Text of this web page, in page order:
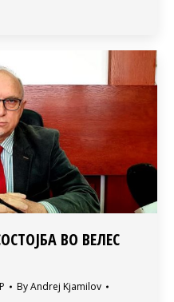
ВО ВЕЛЕС
ByAndrej Kjamilov